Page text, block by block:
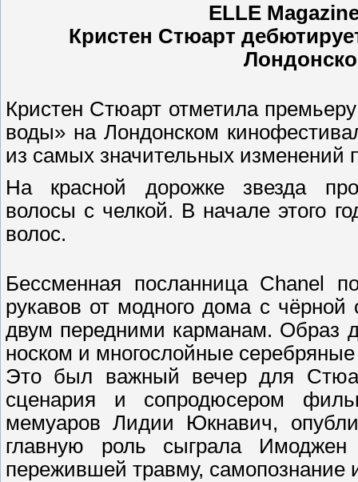
ELLE
Кристен Стюарт
Кристен Стюарт отметила
воды» на Лондонском
из самых значительных изменений
На красной дорожке звезда
волосы с челкой. В начале этого
волос.
Бессменная посланница Chanel
рукавов от модного дома с
двум передними карманам. Образ
носком и многослойные серебряные
Это был важный вечер для
сценария и сопродюсером
мемуаров Лидии Юкнавич,
главную роль сыграла
пережившей травму, самопознание